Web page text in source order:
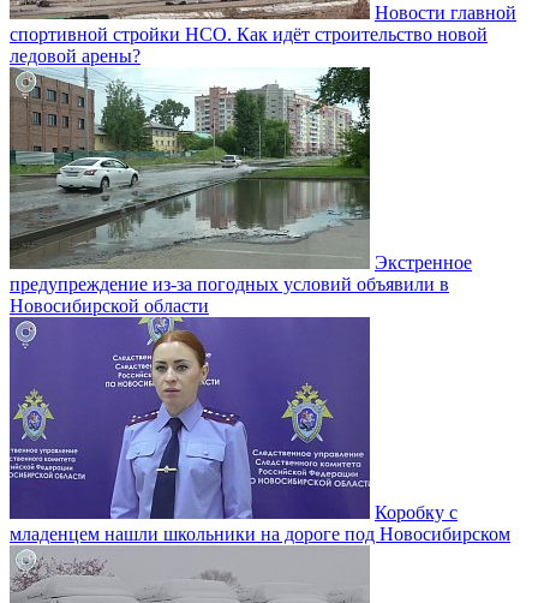
Новости главной
спортивной стройки НСО. Как идёт строительство новой
ледовой арены?
Экстренное
предупреждение из-за погодных условий объявили в
Новосибирской области
Коробку с
младенцем нашли школьники на дороге под Новосибирском